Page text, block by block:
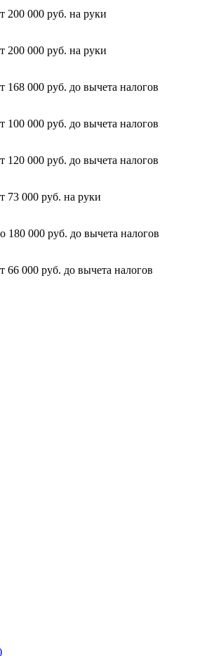
200 000 руб. на руки
200 000 руб. на руки
168 000 руб. до вычета налогов
100 000 руб. до вычета налогов
120 000 руб. до вычета налогов
73 000 руб. на руки
180 000 руб. до вычета налогов
66 000 руб. до вычета налогов